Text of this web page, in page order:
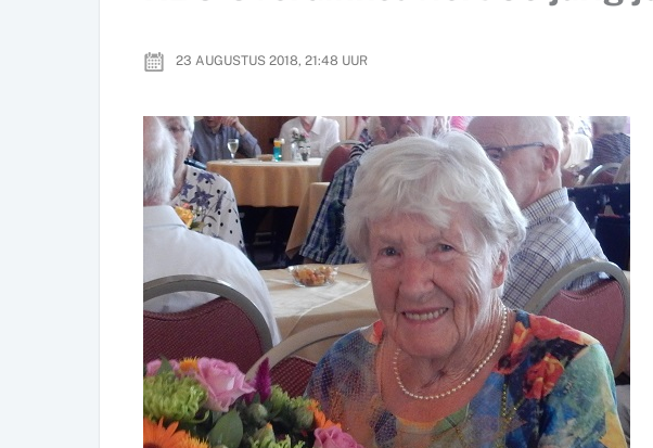
23 AUGUSTUS 2018, 21:48 UUR